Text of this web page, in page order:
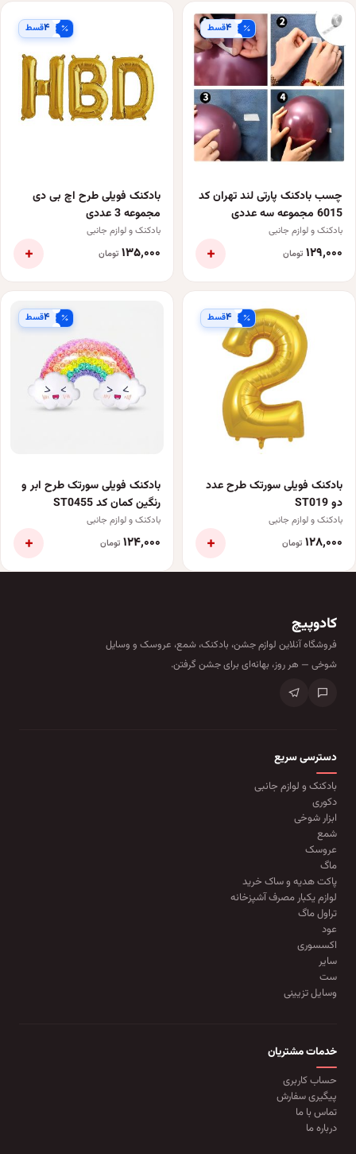
۴قسط
چسب بادکنک پارتی لند تهران کد
6015 مجموعه سه عددی
بادکنک و لوازم جانبی
۱۲۹٬۰۰۰ تومان +
۴قسط
بادکنک فویلی طرح اچ بی دی
مجموعه 3 عددی
بادکنک و لوازم جانبی
۱۳۵٬۰۰۰ تومان +
۴قسط
بادکنک فویلی سورتک طرح عدد
دو ST019
بادکنک و لوازم جانبی
۱۲۸٬۰۰۰ تومان +
۴قسط
بادکنک فویلی سورتک طرح ابر و
رنگین کمان کد ST0455
بادکنک و لوازم جانبی
۱۲۴٬۰۰۰ تومان +
کادوپیچ
فروشگاه آنلاین لوازم جشن، بادکنک، شمع، عروسک و وسایل
شوخی — هر روز، بهانه‌ای برای جشن گرفتن.
دسترسی سریع
بادکنک و لوازم جانبی
دکوری
ابزار شوخی
شمع
عروسک
ماگ
پاکت هدیه و ساک خرید
لوازم یکبار مصرف آشپزخانه
تراول ماگ
عود
اکسسوری
سایر
ست
وسایل تزیینی
خدمات مشتریان
حساب کاربری
پیگیری سفارش
تماس با ما
درباره ما